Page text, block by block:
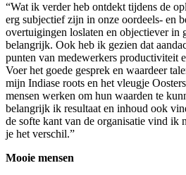
“Wat ik verder heb ontdekt tijdens de
erg subjectief zijn in onze oordeels- en
overtuigingen loslaten en objectiever in
belangrijk. Ook heb ik gezien dat
punten van medewerkers productiviteit
Voer het goede gesprek en waardeer
mijn Indiase roots en het vleugje
mensen werken om hun waarden te
belangrijk ik resultaat en inhoud ook
de softe kant van de organisatie vind ik
je het verschil.”
Mooie mensen